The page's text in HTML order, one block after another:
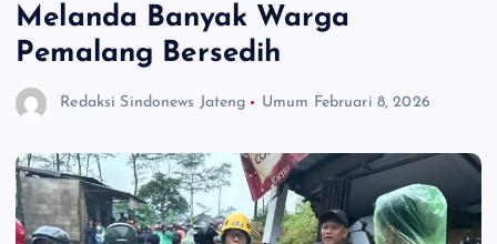
Melanda Banyak Warga
Pemalang Bersedih
Redaksi Sindonews Jateng Umum Februari 8, 2026